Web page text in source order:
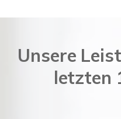
Unsere
letzten